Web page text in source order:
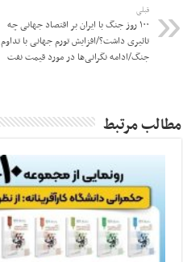
قبلی
۱۰۰ روز جنگ با ایران بر اقتصاد جهانی چه
تاثیری داشت؟/افزایش تورم جهانی با تداوم
جنگ/ادامه نگرانی‌ها در مورد قیمت نفت
مطالب مرتبط